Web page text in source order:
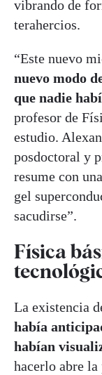
vibrando de
terahercios.
“Este nuevo
nuevo modo
que nadie
profesor de
estudio.
posdoctoral y
resume con
gel
sacudirse”.
Física
La existencia
había
habían
hacerlo abre la